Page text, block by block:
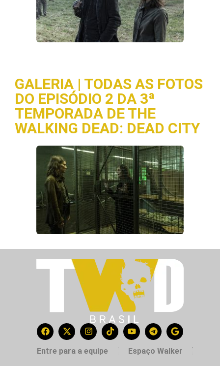
GALERIA | TODAS AS FOTOS
DO EPISÓDIO 2 DA 3ª
TEMPORADA DE THE
WALKING DEAD: DEAD CITY
Entre para a equipe Espaço Walker